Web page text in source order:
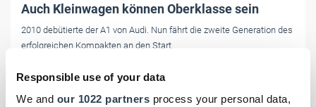
Responsible use of your data
We and our 1022 partners process your personal data,
Auch Kleinwagen können Oberklasse sein
2010 debütierte der A1 von Audi. Nun fährt die zweite Generation des
erfolgreichen Kompakten an den Start.